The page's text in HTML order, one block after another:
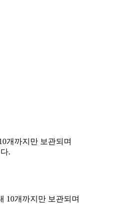
개까지만 보관되며
.
10개까지만 보관되며